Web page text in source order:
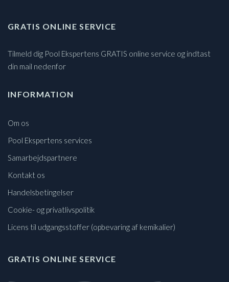
GRATIS ONLINE SERVICE
Tilmeld dig Pool Ekspertens GRATIS online service og indtast
din mail nedenfor
INFORMATION
Om os
Pool Ekspertens services
Samarbejdspartnere
Kontakt os
Handelsbetingelser
Cookie- og privatlivspolitik
Licens til udgangsstoffer (opbevaring af kemikalier)
GRATIS ONLINE SERVICE